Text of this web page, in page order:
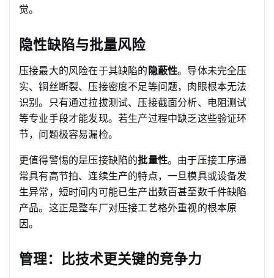
觉。
隐性缺陷与批量风险
压接最大的风险在于其缺陷的 隐蔽性。导体未完全压
实、铜丝断裂、压接密度不足等问题，肉眼根本无法
识别。只有通过拉拔测试、压接截面分析、电阻测试
等专业手段才能发现。若生产过程中缺乏这些验证环
节，问题极容易漏检。
更值得警惕的是压接缺陷的批量性。由于压接工序通
常具有高节拍、连续生产的特点，一旦模具或设备发
生异常，短时间内可能已生产出数百甚至数千件缺陷
产品。这正是整车厂对压接工艺格外重视的根本原
因。
管理：比技术更关键的竞争力